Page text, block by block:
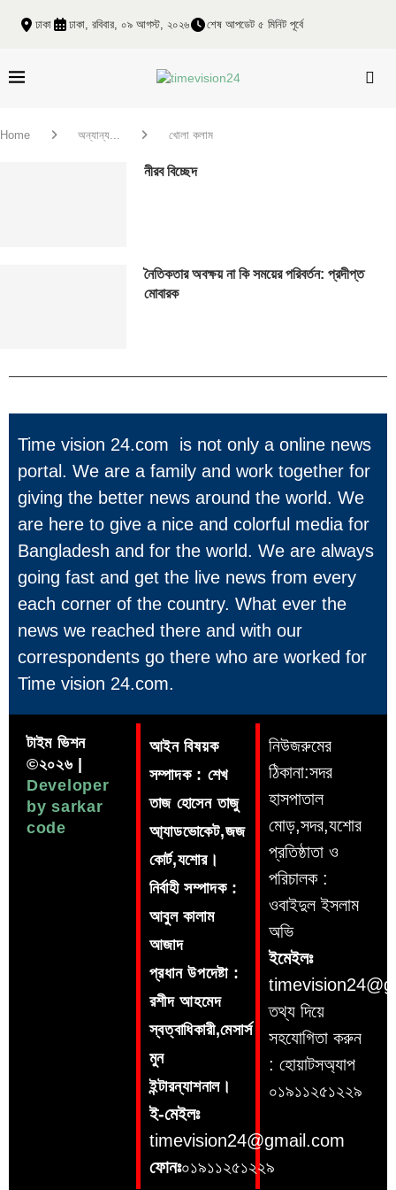
ঢাকা ঢাকা, রবিবার, ০৯ আগস্ট, ২০২৬ শেষ আপডেট ৫ মিনিট পূর্বে
Home অন্যান্য... খোলা কলাম
নীরব বিচ্ছেদ
নৈতিকতার অবক্ষয় না কি সময়ের পরিবর্তন: প্রদীপ্ত
মোবারক
Time vision 24.com is not only a online news
portal. We are a family and work together for
giving the better news around the world. We
are here to give a nice and colorful media for
Bangladesh and for the world. We are always
going fast and get the live news from every
each corner of the country. What ever the
news we reached there and with our
correspondents go there who are worked for
Time vision 24.com.
টাইম ভিশন
©২০২৬ |
Developer
by sarkar
code
আইন বিষয়ক
সম্পাদক : শেখ
তাজ হোসেন তাজু
আ্যাডভোকেট,জজ
কোর্ট,যশোর।
নির্বাহী সম্পাদক :
আবুল কালাম
আজাদ
প্রধান উপদেষ্টা :
রশীদ আহমেদ
স্বত্বাধিকারী,মেসার্স
মুন
ইন্টারন্যাশনাল।
ই-মেইলঃ
timevision24@gmail.com
ফোনঃ০১৯১১২৫১২২৯
নিউজরুমের
ঠিকানা:সদর
হাসপাতাল
মোড়,সদর,যশোর
প্রতিষ্ঠাতা ও
পরিচালক :
ওবাইদুল ইসলাম
অভি
ইমেইলঃ
তথ্য দিয়ে
সহযোগিতা করুন
: হোয়াটসঅ্যাপ
০১৯১১২৫১২২৯